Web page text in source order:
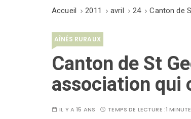
Accueil 2011 avril 24 Canton de
AÎNÉS RURAUX
Canton de St
association qui
IL Y A 15 ANS TEMPS DE LECTURE :1 MINUTE